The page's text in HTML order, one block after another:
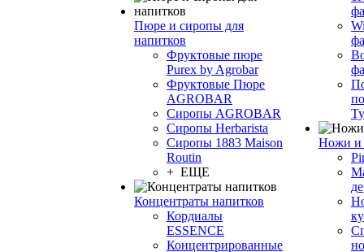
Пюре и сиропы для
напитков
Фруктовые пюре
Purex by Agrobar
Фруктовые Пюре
AGROBAR
Сиропы AGROBAR
Сиропы Herbarista
Сиропы 1883 Maison
Routin
+ ЕЩЕ
Концентраты напитков
Кордиалы
ESSENCE
Концентрированные
Ножи и